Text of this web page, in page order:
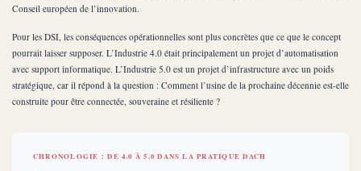
Conseil européen de l’innovation.
Pour les DSI, les conséquences opérationnelles sont plus concrètes que ce que le concept
pourrait laisser supposer. L’Industrie 4.0 était principalement un projet d’automatisation
avec support informatique. L’Industrie 5.0 est un projet d’infrastructure avec un poids
stratégique, car il répond à la question : Comment l’usine de la prochaine décennie est-elle
construite pour être connectée, souveraine et résiliente ?
CHRONOLOGIE : DE 4.0 À 5.0 DANS LA PRATIQUE DACH